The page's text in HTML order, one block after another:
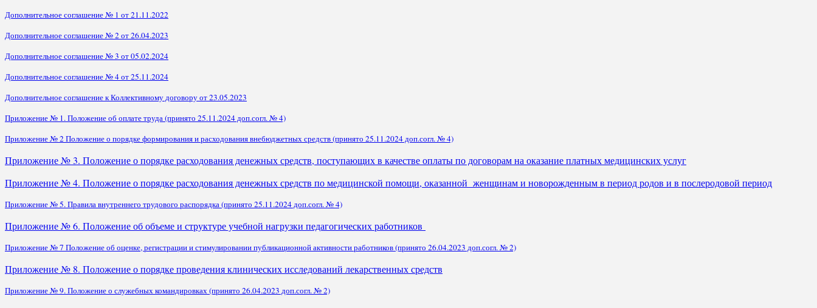
Дополнительное соглашение № 1 от 21.11.2022
Дополнительное соглашение № 2 от 26.04.2023
Дополнительное соглашение № 3 от 05.02.2024
Дополнительное соглашение № 4 от 25.11.2024
Дополнительное соглашение к Коллективному договору от 23.05.2023
Приложение № 1. Положение об оплате труда (принято 25.11.2024 доп.согл. № 4)
Приложение № 2 Положение о порядке формирования и расходования внебюджетных средств (принято 25.11.2024 доп.согл. № 4)
Приложение № 3. Положение о порядке расходования денежных средств, поступающих в качестве оплаты по договорам на оказание платных медицинских услуг
Приложение № 4. Положение о порядке расходования денежных средств по медицинской помощи, оказанной женщинам и новорожденным в период родов и в послеродовой период
Приложение № 5. Правила внутреннего трудового распорядка (принято 25.11.2024 доп.согл. № 4)
Приложение № 6. Положение об объеме и структуре учебной нагрузки педагогических работников
Приложение № 7 Положение об оценке, регистрации и стимулировании публикационной активности работников (принято 26.04.2023 доп.согл. № 2)
Приложение № 8. Положение о порядке проведения клинических исследований лекарственных средств
Приложение № 9. Положение о служебных командировках (принято 26.04.2023 доп.согл. № 2)